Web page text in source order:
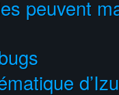
peuvent